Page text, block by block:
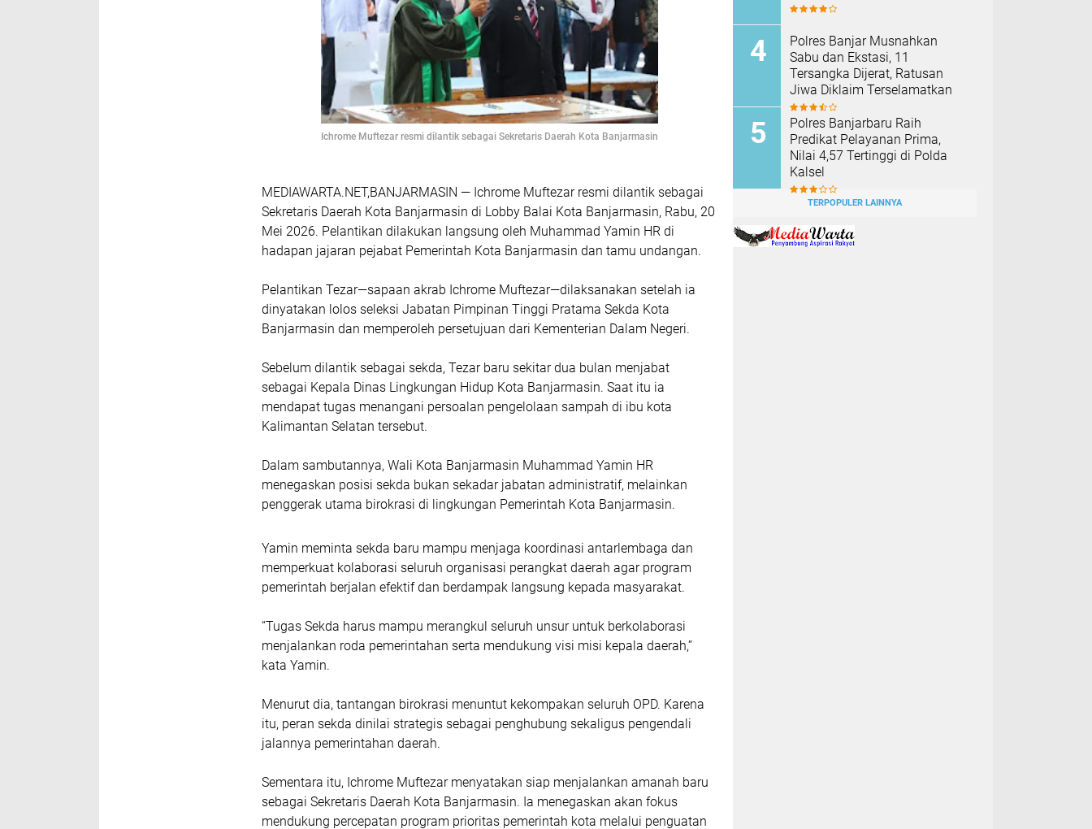
Ichrome Muftezar resmi dilantik sebagai Sekretaris Daerah Kota Banjarmasin
MEDIAWARTA.NET,BANJARMASIN — Ichrome Muftezar resmi dilantik sebagai
Sekretaris Daerah Kota Banjarmasin di Lobby Balai Kota Banjarmasin, Rabu, 20
Mei 2026. Pelantikan dilakukan langsung oleh Muhammad Yamin HR di
hadapan jajaran pejabat Pemerintah Kota Banjarmasin dan tamu undangan.
Pelantikan Tezar—sapaan akrab Ichrome Muftezar—dilaksanakan setelah ia
dinyatakan lolos seleksi Jabatan Pimpinan Tinggi Pratama Sekda Kota
Banjarmasin dan memperoleh persetujuan dari Kementerian Dalam Negeri.
Sebelum dilantik sebagai sekda, Tezar baru sekitar dua bulan menjabat
sebagai Kepala Dinas Lingkungan Hidup Kota Banjarmasin. Saat itu ia
mendapat tugas menangani persoalan pengelolaan sampah di ibu kota
Kalimantan Selatan tersebut.
Dalam sambutannya, Wali Kota Banjarmasin Muhammad Yamin HR
menegaskan posisi sekda bukan sekadar jabatan administratif, melainkan
penggerak utama birokrasi di lingkungan Pemerintah Kota Banjarmasin.
Yamin meminta sekda baru mampu menjaga koordinasi antarlembaga dan
memperkuat kolaborasi seluruh organisasi perangkat daerah agar program
pemerintah berjalan efektif dan berdampak langsung kepada masyarakat.
“Tugas Sekda harus mampu merangkul seluruh unsur untuk berkolaborasi
menjalankan roda pemerintahan serta mendukung visi misi kepala daerah,”
kata Yamin.
Menurut dia, tantangan birokrasi menuntut kekompakan seluruh OPD. Karena
itu, peran sekda dinilai strategis sebagai penghubung sekaligus pengendali
jalannya pemerintahan daerah.
Sementara itu, Ichrome Muftezar menyatakan siap menjalankan amanah baru
sebagai Sekretaris Daerah Kota Banjarmasin. Ia menegaskan akan fokus
mendukung percepatan program prioritas pemerintah kota melalui penguatan
Polres Banjar Musnahkan
Sabu dan Ekstasi, 11
Tersangka Dijerat, Ratusan
Jiwa Diklaim Terselamatkan
Polres Banjarbaru Raih
Predikat Pelayanan Prima,
Nilai 4,57 Tertinggi di Polda
Kalsel
TERPOPULER LAINNYA